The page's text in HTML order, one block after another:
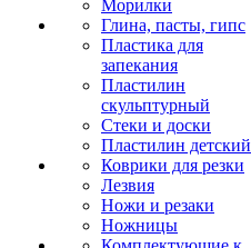
Морилки
Глина, пасты, гипс
Пластика для
запекания
Пластилин
скульптурный
Стеки и доски
Пластилин детский
Коврики для резки
Лезвия
Ножи и резаки
Ножницы